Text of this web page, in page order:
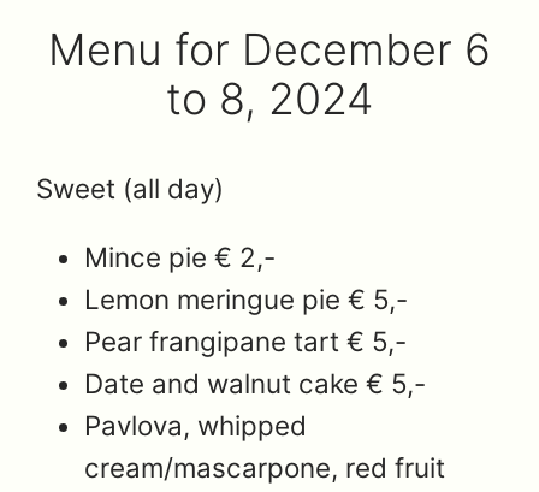
Menu for December 6
to 8, 2024
Sweet (all day)
Mince pie € 2,-
Lemon meringue pie € 5,-
Pear frangipane tart € 5,-
Date and walnut cake € 5,-
Pavlova, whipped
cream/mascarpone, red fruit